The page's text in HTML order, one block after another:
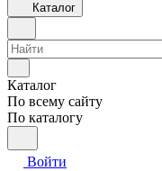
Каталог
Каталог
По всему сайту
По каталогу
Войти